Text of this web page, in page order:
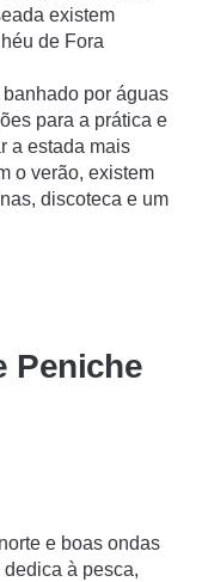
existem
de Fora
por águas
para a prática e
a estada mais
o verão, existem
discoteca e um
Peniche
e boas ondas
à pesca,